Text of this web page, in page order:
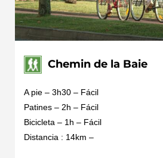
Chemin de la Baie
A pie – 3h30 – Fácil
Patines – 2h – Fácil
Bicicleta – 1h – Fácil
Distancia : 14km –